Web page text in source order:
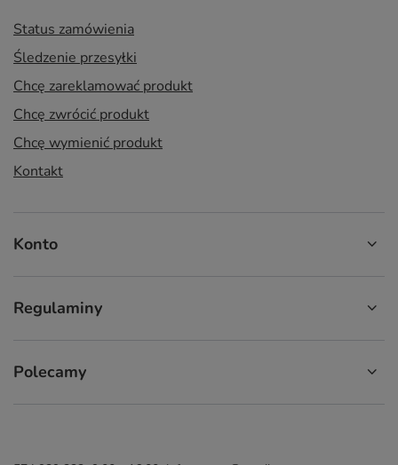
Status zamówienia
Śledzenie przesyłki
Chcę zareklamować produkt
Chcę zwrócić produkt
Chcę wymienić produkt
Kontakt
Konto
Regulaminy
Polecamy